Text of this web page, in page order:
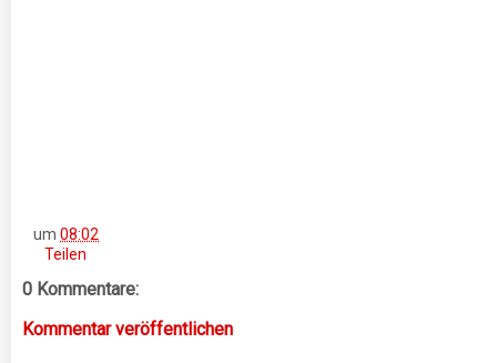
um 08:02
Teilen
0 Kommentare:
Kommentar veröffentlichen